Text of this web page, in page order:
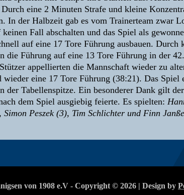
eine 2 Minuten Strafe und kleine
In der Halbzeit gab es vom Trainerteam zwar
Fall abschalten und das Spiel als
auf eine 17 Tore Führung ausbauen.
die Führung auf eine 13 Tore Führung in der
appellierten die Mannschaft wieder zu
eine 17 Tore Führung (38:21). Das Spiel
der Tabellenspitze. Ein besonderer Dank gilt
dem Spiel ausgiebig feierte. Es spielten:
Peszek (3), Tim Schlichter und Finn
von 1908 e.V - Copyright © 2026 | Design by